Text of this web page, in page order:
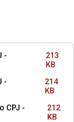
-
213
KB
-
214
KB
CPJ -
212
KB